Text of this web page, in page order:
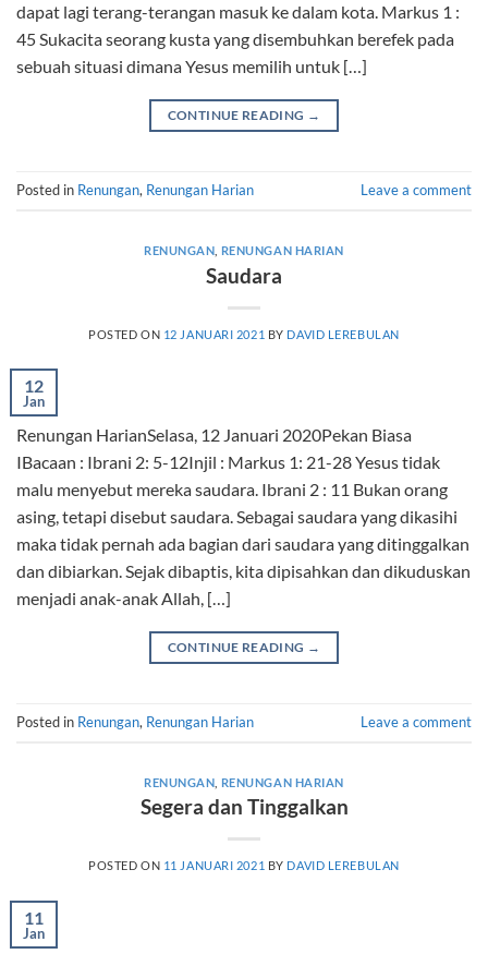
dapat lagi terang-terangan masuk ke dalam kota. Markus 1 :
45 Sukacita seorang kusta yang disembuhkan berefek pada
sebuah situasi dimana Yesus memilih untuk […]
CONTINUE READING →
Posted in Renungan, Renungan Harian Leave a comment
RENUNGAN RENUNGAN HARIAN
Saudara
POSTED ON 12 JANUARI 2021 BY DAVID LEREBULAN
12
Jan
Renungan HarianSelasa, 12 Januari 2020Pekan Biasa
IBacaan : Ibrani 2: 5-12Injil : Markus 1: 21-28 Yesus tidak
malu menyebut mereka saudara. Ibrani 2 : 11 Bukan orang
asing, tetapi disebut saudara. Sebagai saudara yang dikasihi
maka tidak pernah ada bagian dari saudara yang ditinggalkan
dan dibiarkan. Sejak dibaptis, kita dipisahkan dan dikuduskan
menjadi anak-anak Allah, […]
CONTINUE READING →
Posted in Renungan, Renungan Harian Leave a comment
RENUNGAN RENUNGAN HARIAN
Segera dan Tinggalkan
POSTED ON 11 JANUARI 2021 BY DAVID LEREBULAN
11
Jan